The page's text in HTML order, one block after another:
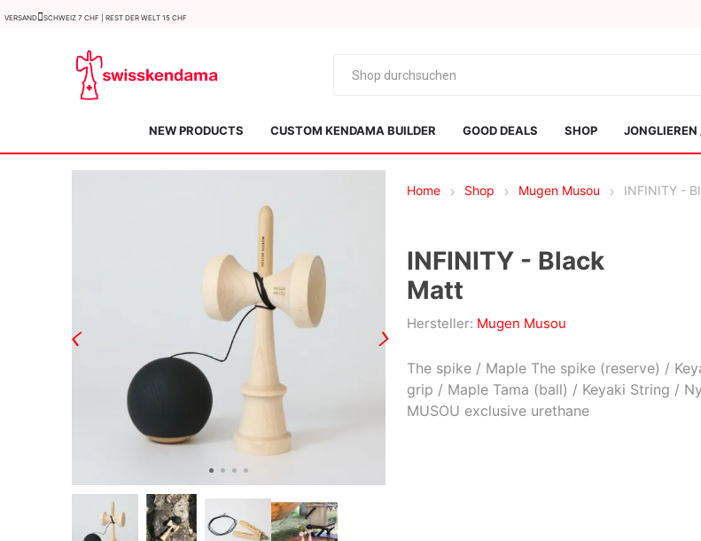
Versand Schweiz 7 CHF | Rest der Welt 15 CHF
NEW PRODUCTS CUSTOM KENDAMA BUILDER GOOD DEALS SHOP
Kendama ISR
OKendama
Home Shop Mugen Musou INFINITY -
INFINITY - Black
Matt
Hersteller: Mugen Musou
The spike / Maple The spike (reserve) /
grip / Maple Tama (ball) / Keyaki String /
MUSOU exclusive urethane